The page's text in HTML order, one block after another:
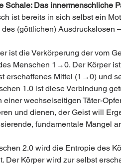
Schale: Das innermenschliche
ist bereits in sich selbst ein
(göttlichen) Ausdruckslosen
ist die Verkörperung der vom
Menschen 1→0. Der Körper
erschaffenes Mittel (1→0) und
1.0 ist diese Verbindung
einer wechselseitigen Täter-
und dienen, der Geist will
fundamentale Mangel
2.0 wird die Entropie des
Der Körper wird zur selbst